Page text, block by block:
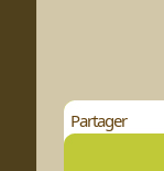
Partager